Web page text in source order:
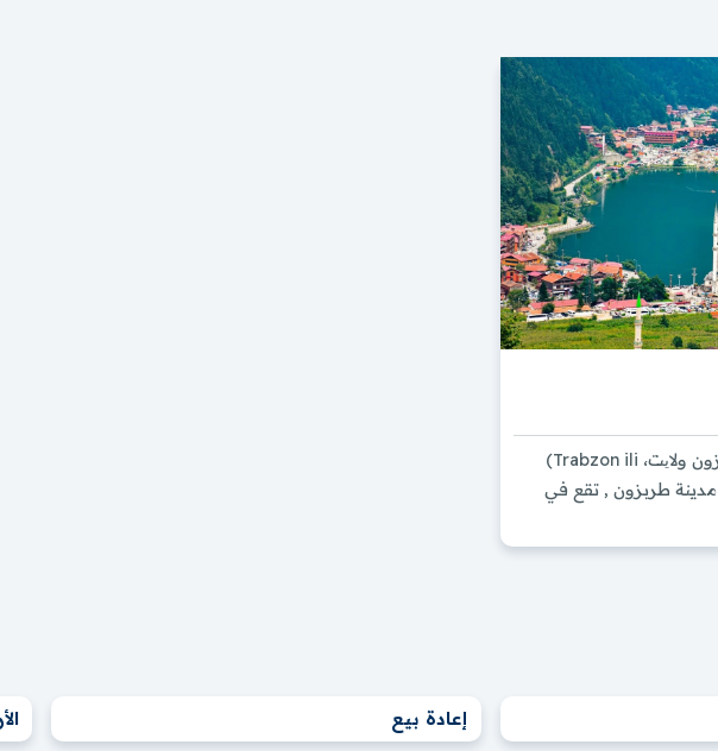
وِلايةُ طَرَبزُون (بالتركية: طربزون ولایت، Trabzon ili)
مدينة طربزون , تقع في
إعادة بيع